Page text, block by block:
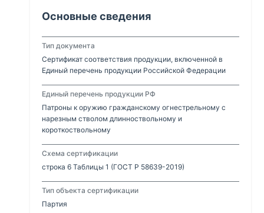
Основные сведения
Тип документа
Сертификат соответствия продукции, включенной в
Единый перечень продукции Российской Федерации
Единый перечень продукции РФ
Патроны к оружию гражданскому огнестрельному с
нарезным стволом длинноствольному и
короткоствольному
Схема сертификации
строка 6 Таблицы 1 (ГОСТ Р 58639-2019)
Тип объекта сертификации
Партия